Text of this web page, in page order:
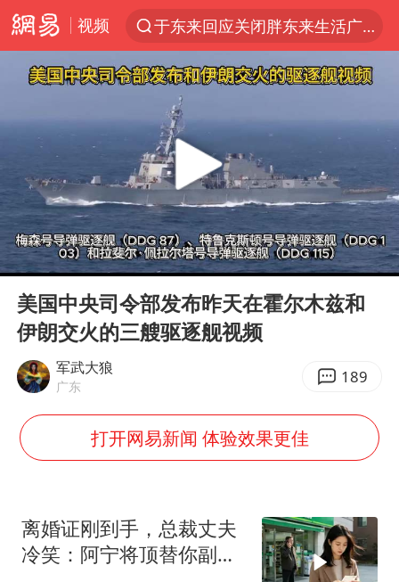
视频
于东来回应关闭胖东来生活广场店
上半年我国经营主体结构持续优化
白海豚登陆强度略强于巴威
《披荆斩棘2026》阵容官宣
杭州机场已取消航班388架次
浙江省委书记：该停下的坚决停下来
中国籍豪华游艇富商之子在泰国被杀
美将每月供乌爱国者拦截导弹
白海豚北上或致京津冀暴雨
新疆一婚礼线上邀请引热议
《龙餐馆》 冲奖
上门女婿出轨女邻居多年被判重婚罪
构建更高水平的全民健身公共服务体系
Play
00:00 00:24
美国中央司令部发布昨天在霍尔木兹和
伊朗交火的三艘驱逐舰视频
军武大狼
广东 189
打开网易新闻 体验效果更佳
离婚证刚到手，总裁丈夫
冷笑：阿宁将顶替你副总